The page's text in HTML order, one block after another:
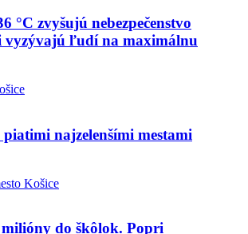
°C zvyšujú nebezpečenstvo
vyzývajú ľudí na maximálnu
piatimi najzelenšími mestami
milióny do škôlok. Popri